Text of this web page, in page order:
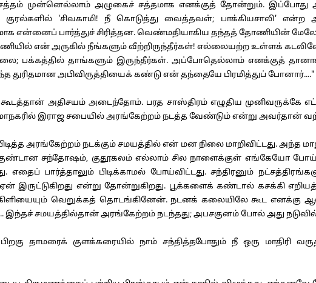
முன்னெல்லாம் அழுகைச் சத்தமாக எனக்குத் தோன்றும். இப்போது
குரல்களில் 'சிவகாமி! நீ கொடுத்து வைத்தவள்; பாக்கியசாலி'
என்னைப் பார்த்துச் சிரித்தன. வெண்மதியாகிய தந்தத் தோணியின்
என் அருகில் நீங்களும் வீற்றிருந்தீர்கள்! எல்லையற்ற உள்ளக்
பக்கத்தில் தாங்களும் இருந்தீர்கள். அப்போதெல்லாம் எனக்குத்
அபிவிருத்தியைக் கண்டு என் தந்தையே பிரமித்துப் போனார்...."
அதிசயம் அடைந்தோம். பரத சாஸ்திரம் எழுதிய
இராஜ சபையில் அரங்கேற்றம் நடத்த வேண்டும் என்று அவர்தான்
அரங்கேற்றம் நடக்கும் சமயத்தில் என் மன நிலை மாறிவிட்டது. அந்த
சந்தோஷம், குதூகலம் எல்லாம் சில நாளைக்குள் எங்கேயோ
எதைப் பார்த்தாலும் பிடிக்காமல் போய்விட்டது. சந்திரனும்
இருட்டுகிறது என்று தோன்றுகிறது. பூக்களைக் கண்டால் கசக்கி
வெறுக்கத் தொடங்கினேன். நடனக் கலையிலே கூட எனக்கு
சமயத்தில்தான் அரங்கேற்றம் நடந்தது; அபசகுனம் போல் அது நடுவில்
தாமரைக் குளக்கரையில் நாம் சந்தித்தபோதும் நீ ஒரு மாதிரி